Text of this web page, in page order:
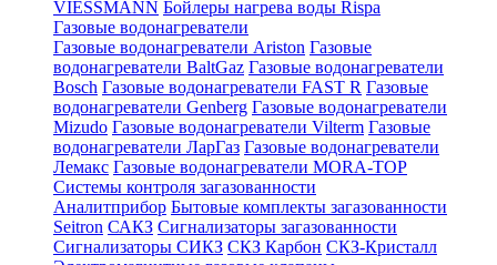
VIESSMANN Бойлеры нагрева воды Rispa
Газовые водонагреватели
Газовые водонагреватели Ariston Газовые
водонагреватели BaltGaz Газовые водонагреватели
Bosch Газовые водонагреватели FAST R Газовые
водонагреватели Genberg Газовые водонагреватели
Mizudo Газовые водонагреватели Vilterm Газовые
водонагреватели ЛарГаз Газовые водонагреватели
Лемакс Газовые водонагреватели MORA-TOP
Системы контроля загазованности
Аналитприбор Бытовые комплекты загазованности
Seitron САКЗ Сигнализаторы загазованности
Сигнализаторы СИКЗ СКЗ Карбон СКЗ-Кристалл